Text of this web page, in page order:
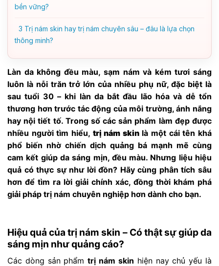
bền vững?
3 Trị nám skin hay trị nám chuyên sâu – đâu là lựa chọn
thông minh?
Làn da không đều màu, sạm nám và kém tươi sáng
luôn là nỗi trăn trở lớn của nhiều phụ nữ, đặc biệt là
sau tuổi 30 – khi làn da bắt đầu lão hóa và dễ tổn
thương hơn trước tác động của môi trường, ánh nắng
hay nội tiết tố. Trong số các sản phẩm làm đẹp được
nhiều người tìm hiểu, trị nám skinlà một cái tên khá
phổ biến nhờ chiến dịch quảng bá mạnh mẽ cùng
cam kết giúp da sáng mịn, đều màu. Nhưng liệu hiệu
quả có thực sự như lời đồn? Hãy cùng phân tích sâu
hơn để tìm ra lời giải chính xác, đồng thời khám phá
giải pháp trị nám chuyên nghiệp hơn dành cho bạn.
Hiệu quả của trị nám skin – Có thật sự giúp da
sáng mịn như quảng cáo?
Các dòng sản phẩmtrị nám skin hiện nay chủ yếu là